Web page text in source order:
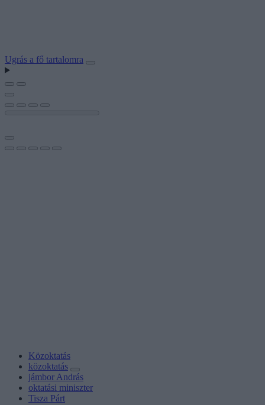
Ugrás a fő tartalomra
Közoktatás
közoktatás
jámbor András
oktatási miniszter
Tisza Párt